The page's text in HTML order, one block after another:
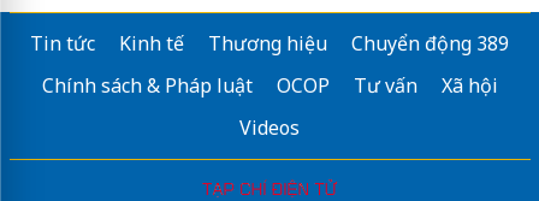
Tin tức Kinh tế Thương hiệu
Chuyển động 389
Chính sách & Pháp luật
OCOP Tư vấn
Xã hội
Videos